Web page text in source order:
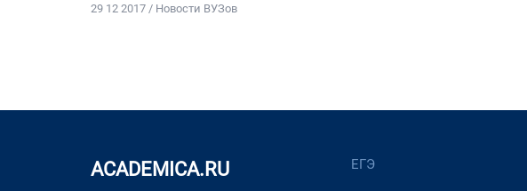
29 12 2017 / Новости ВУЗов
ACADEMICA.RU ЕГЭ